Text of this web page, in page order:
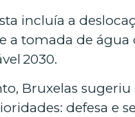
incluía a
a tomada de
2030.
Bruxelas
defesa e